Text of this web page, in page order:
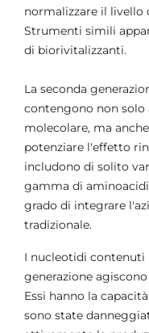
normalizzare il livello
Strumenti simili
di biorivitalizzanti.
La seconda
contengono non solo
molecolare, ma
potenziare l'effetto
includono di solito
gamma di aminoacidi
grado di integrare
tradizionale.
I nucleotidi contenuti
generazione
Essi hanno la
sono state